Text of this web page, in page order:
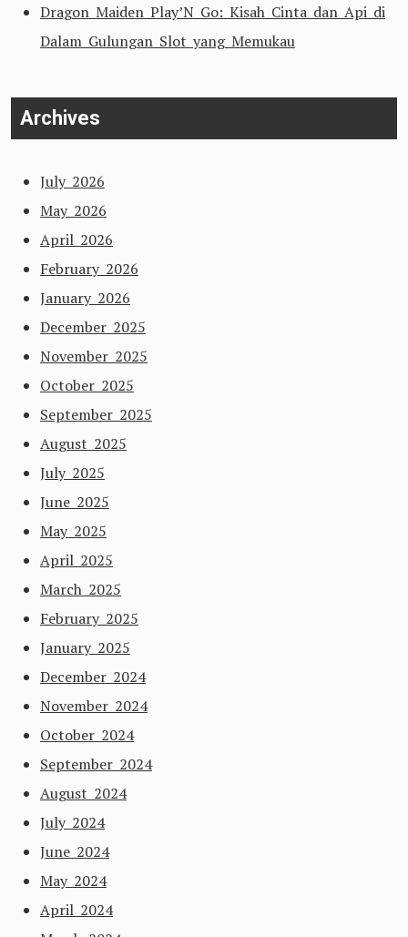
Dragon Maiden Play’N Go: Kisah Cinta dan Api di
Dalam Gulungan Slot yang Memukau
Archives
July 2026
May 2026
April 2026
February 2026
January 2026
December 2025
November 2025
October 2025
September 2025
August 2025
July 2025
June 2025
May 2025
April 2025
March 2025
February 2025
January 2025
December 2024
November 2024
October 2024
September 2024
August 2024
July 2024
June 2024
May 2024
April 2024